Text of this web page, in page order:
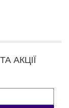
АКЦІЇ